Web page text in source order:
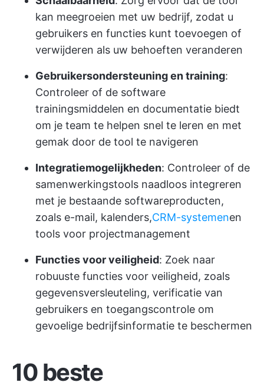
kan meegroeien met uw bedrijf, zodat u
gebruikers en functies kunt toevoegen of
verwijderen als uw behoeften veranderen
Gebruikersondersteuning en training:
Controleer of de software
trainingsmiddelen en documentatie biedt
om je team te helpen snel te leren en met
gemak door de tool te navigeren
Integratiemogelijkheden: Controleer of de
samenwerkingstools naadloos integreren
met je bestaande softwareproducten,
zoals e-mail, kalenders,CRM-systemenen
tools voor projectmanagement
Functies voor veiligheid: Zoek naar
robuuste functies voor veiligheid, zoals
gegevensversleuteling, verificatie van
gebruikers en toegangscontrole om
gevoelige bedrijfsinformatie te beschermen
10 beste